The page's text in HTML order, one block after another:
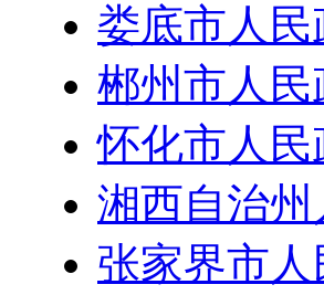
娄底市人
郴州市人
怀化市人
湘西自治
张家界市